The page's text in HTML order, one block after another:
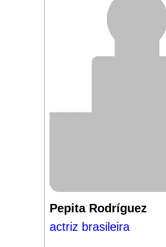
Pepita Rodríguez
actriz brasileira